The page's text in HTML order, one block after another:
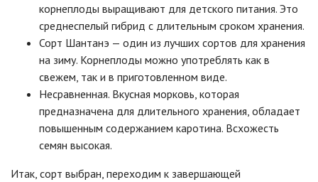
корнеплоды выращивают для детского питания. Это
среднеспелый гибрид с длительным сроком хранения.
Сорт Шантанэ — один из лучших сортов для хранения
на зиму. Корнеплоды можно употреблять как в
свежем, так и в приготовленном виде.
Несравненная. Вкусная морковь, которая
предназначена для длительного хранения, обладает
повышенным содержанием каротина. Всхожесть
семян высокая.
Итак, сорт выбран, переходим к завершающей